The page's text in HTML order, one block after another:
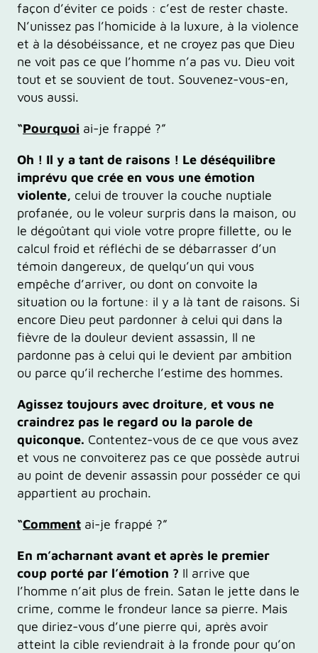
façon d’éviter ce poids : c’est de rester chaste.
N’unissez pas l’homicide à la luxure, à la violence
et à la désobéissance, et ne croyez pas que Dieu
ne voit pas ce que l’homme n’a pas vu. Dieu voit
tout et se souvient de tout. Souvenez-vous-en,
vous aussi.
“Pourquoi ai-je frappé ?”
Oh ! Il y a tant de raisons ! Le déséquilibre
imprévu que crée en vous une émotion
violente, celui de trouver la couche nuptiale
profanée, ou le voleur surpris dans la maison, ou
le dégoûtant qui viole votre propre fillette, ou le
calcul froid et réfléchi de se débarrasser d’un
témoin dangereux, de quelqu’un qui vous
empêche d’arriver, ou dont on convoite la
situation ou la fortune: il y a là tant de raisons. Si
encore Dieu peut pardonner à celui qui dans la
fièvre de la douleur devient assassin, Il ne
pardonne pas à celui qui le devient par ambition
ou parce qu’il recherche l’estime des hommes.
Agissez toujours avec droiture, et vous ne
craindrez pas le regard ou la parole de
quiconque. Contentez-vous de ce que vous avez
et vous ne convoiterez pas ce que possède autrui
au point de devenir assassin pour posséder ce qui
appartient au prochain.
“Comment ai-je frappé ?”
En m’acharnant avant et après le premier
coup porté par l’émotion ? Il arrive que
l’homme n’ait plus de frein. Satan le jette dans le
crime, comme le frondeur lance sa pierre. Mais
que diriez-vous d’une pierre qui, après avoir
atteint la cible reviendrait à la fronde pour qu’on